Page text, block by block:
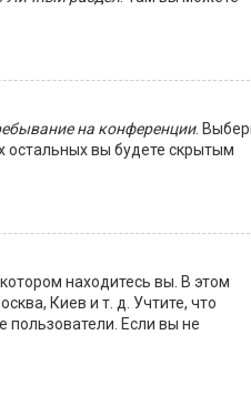
на конференции.
остальных вы будете скрытым
находитесь вы. В этом
Киев и т. д. Учтите, что
пользователи. Если вы не